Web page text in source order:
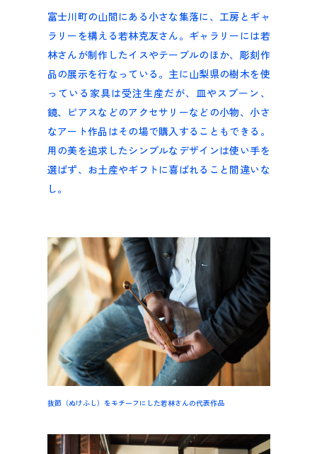
富士川町の山間にある小さな集落に、工房とギャ
ラリーを構える若林克友さん。ギャラリーには若
林さんが制作したイスやテーブルのほか、彫刻作
品の展示を行なっている。主に山梨県の樹木を使
っている家具は受注生産だが、皿やスプーン、
鏡、ピアスなどのアクセサリーなどの小物、小さ
なアート作品はその場で購入することもできる。
用の美を追求したシンプルなデザインは使い手を
選ばず、お土産やギフトに喜ばれること間違いな
し。
抜節（ぬけふし）をモチーフにした若林さんの代表作品